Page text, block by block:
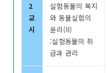
2
교
시
실험동물의 복지
와 동물실험의
윤리(II)
:실험동물의 취
급과 관리